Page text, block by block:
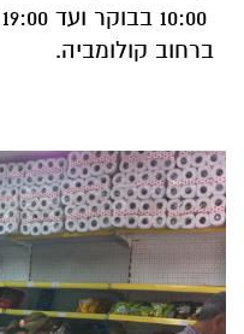
ברחוב קולומביה.